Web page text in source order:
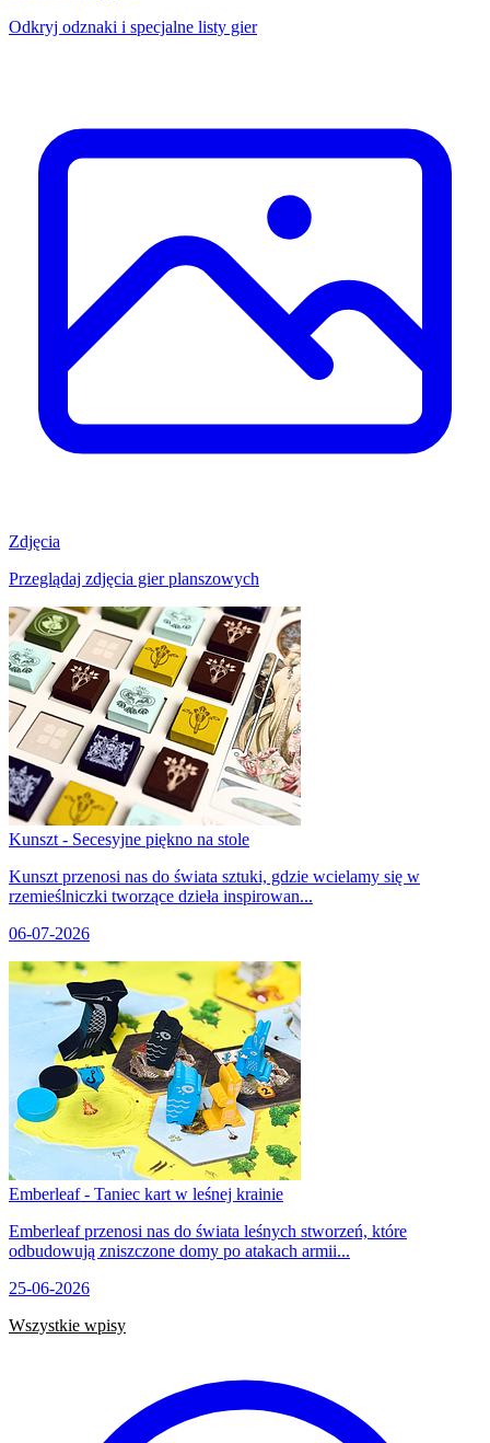
Odkryj odznaki i specjalne listy gier
Zdjęcia
Przeglądaj zdjęcia gier planszowych
Kunszt - Secesyjne piękno na stole
Kunszt przenosi nas do świata sztuki, gdzie wcielamy się w
rzemieślniczki tworzące dzieła inspirowan...
06-07-2026
Emberleaf - Taniec kart w leśnej krainie
Emberleaf przenosi nas do świata leśnych stworzeń, które
odbudowują zniszczone domy po atakach armii...
25-06-2026
Wszystkie wpisy